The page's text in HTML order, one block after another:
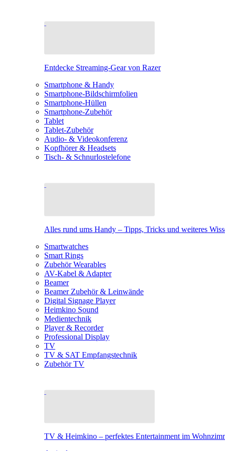
Entdecke Streaming-Gear von Razer
Smartphone & Handy
Smartphone-Bildschirmfolien
Smartphone-Hüllen
Smartphone-Zubehör
Tablet
Tablet-Zubehör
Audio- & Videokonferenz
Kopfhörer & Headsets
Tisch- & Schnurlostelefone
Alles rund ums Handy – Tipps, Tricks und weiteres
Smartwatches
Smart Rings
Zubehör Wearables
AV-Kabel & Adapter
Beamer
Beamer Zubehör & Leinwände
Digital Signage Player
Heimkino Sound
Medientechnik
Player & Recorder
Professional Display
TV
TV & SAT Empfangstechnik
Zubehör TV
TV & Heimkino – perfektes Entertainment im